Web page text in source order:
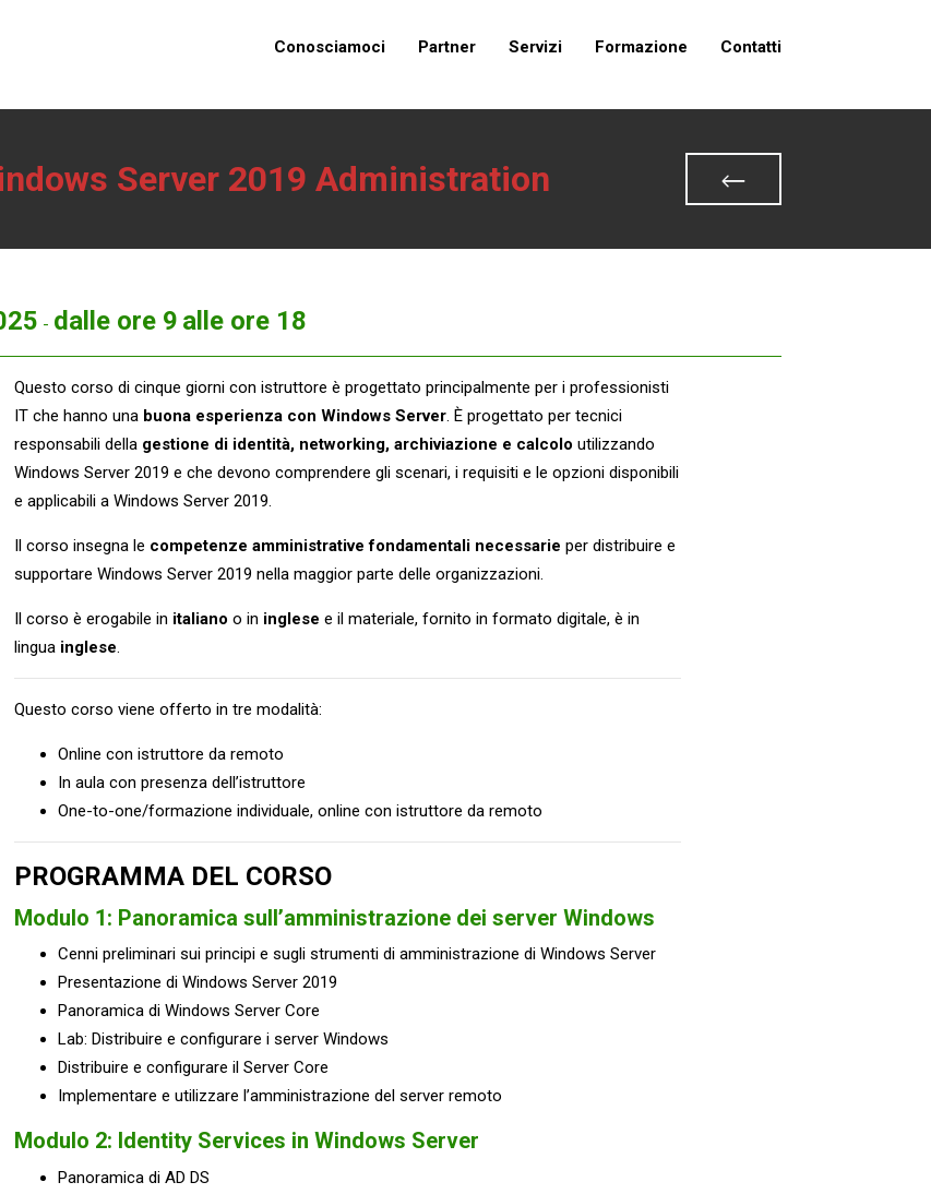
Conosciamoci Partner Servizi Formazione Contatti
Server 2019 Administration
- dalle ore 9 alle ore 18
Questo corso di cinque giorni con istruttore è progettato principalmente per i professionisti
IT che hanno una buona esperienza con Windows Server. È progettato per tecnici
responsabili della gestione di identità, networking, archiviazione e calcolo utilizzando
Windows Server 2019 e che devono comprendere gli scenari, i requisiti e le opzioni disponibili
e applicabili a Windows Server 2019.
Il corso insegna le competenze amministrative fondamentali necessarie per distribuire e
supportare Windows Server 2019 nella maggior parte delle organizzazioni.
Il corso è erogabile in italiano o in inglese e il materiale, fornito in formato digitale, è in
lingua inglese.
Questo corso viene offerto in tre modalità:
Online con istruttore da remoto
In aula con presenza dell’istruttore
One-to-one/formazione individuale, online con istruttore da remoto
PROGRAMMA DEL CORSO
Modulo 1: Panoramica sull’amministrazione dei server Windows
Cenni preliminari sui principi e sugli strumenti di amministrazione di Windows Server
Presentazione di Windows Server 2019
Panoramica di Windows Server Core
Lab: Distribuire e configurare i server Windows
Distribuire e configurare il Server Core
Implementare e utilizzare l’amministrazione del server remoto
Modulo 2: Identity Services in Windows Server
Panoramica di AD DS